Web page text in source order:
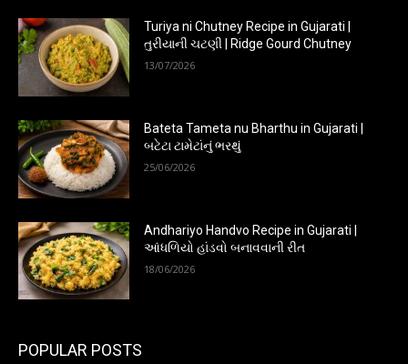
Turiya ni Chutney Recipe in Gujarati |
તુરીયાની ચટણી | Ridge Gourd Chutney
13/07/2026
Bateta Tameta nu Bharthu in Gujarati |
બટેટા ટામેટાંનું ભરથું
25/06/2026
Andhariyo Handvo Recipe in Gujarati |
આંધળિયો હાંડવો બનાવવાની રીત
18/06/2026
POPULAR POSTS